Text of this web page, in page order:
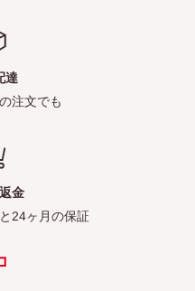
達
注文でも
金
24ヶ月の保証